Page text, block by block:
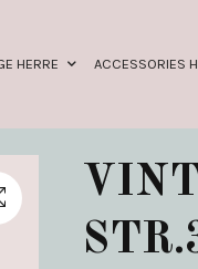
HERRE ACCESSORIES